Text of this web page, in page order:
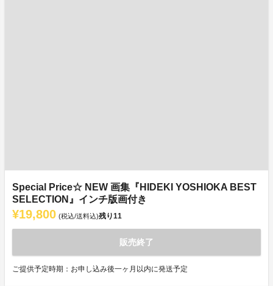
Special Price☆ NEW 画集『HIDEKI YOSHIOKA BEST
SELECTION』インチ版画付き
¥19,800 (税込/送料込)残り11
販売終了
ご提供予定時期：お申し込み後一ヶ月以内に発送予定